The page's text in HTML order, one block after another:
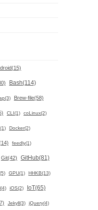
Bash(114)
Brew-file(58)
CLI(1) coLinux(2)
Docker(2)
feedly(1)
Git(42) GitHub(81)
GPU(1) HHKB(13)
iOS(2) IoT(65)
Jekyll(3) jQuery(4)